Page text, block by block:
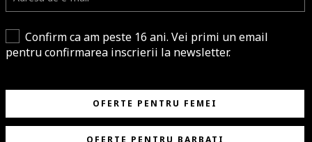
Confirm ca am peste 16 ani. Vei primi un email
pentru confirmarea inscrierii la newsletter.
OFERTE PENTRU FEMEI
OFERTE PENTRU BARBATI